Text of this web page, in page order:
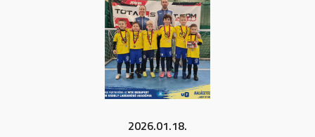
2026.01.18.